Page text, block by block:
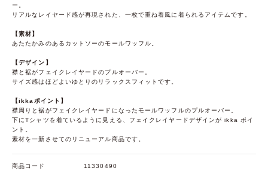
ー。
リアルなレイヤード感が再現された、一枚で重ね着風に着られるアイテムです。
【素材】
あたたかみのあるカットソーのモールワッフル。
【デザイン】
襟と裾がフェイクレイヤードのプルオーバー。
サイズ感はほどよいゆとりのリラックスフィットです。
【ikkaポイント】
襟周りと裾がフェイクレイヤードになったモールワッフルのプルオーバー。
下にTシャツを着ているように見える、フェイクレイヤードデザインが ikka ポイ
ント。
素材を一新させてのリニューアル商品です。
商品コード 11330490